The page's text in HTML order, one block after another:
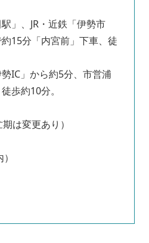
」、JR・近鉄「伊勢市
15分「内宮前」下車、徒
IC」から約5分、市営浦
歩約10分。
は変更あり）